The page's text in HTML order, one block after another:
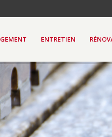
ENTRETIEN